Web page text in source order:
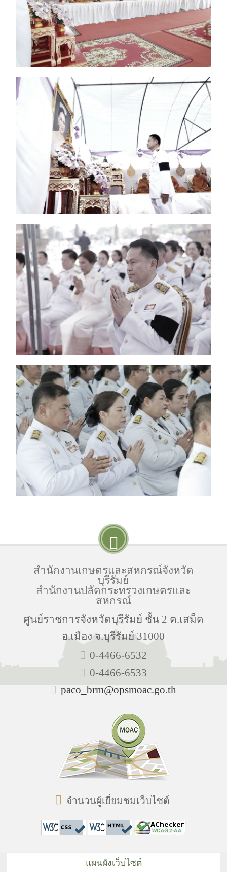
สำนักงานเกษตรและสหกรณ์จังหวัด
บุรีรัมย์
สำนักงานปลัดกระทรวงเกษตรและ
สหกรณ์
ศูนย์ราชการจังหวัดบุรีรัมย์ ชั้น 2 ต.เสม็ด
อ.เมือง จ.บุรีรัมย์ 31000
0-4466-6532
0-4466-6533
paco_brm@opsmoac.go.th
จำนวนผู้เยี่ยมชมเว็บไซต์
แผนผังเว็บไซต์